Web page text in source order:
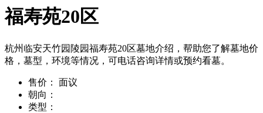
福寿苑20区
杭州临安天竹园陵园福寿苑20区墓地介绍，帮助您了解墓地价
格，墓型，环境等情况，可电话咨询详情或预约看墓。
售价：
面议
朝向：
类型：